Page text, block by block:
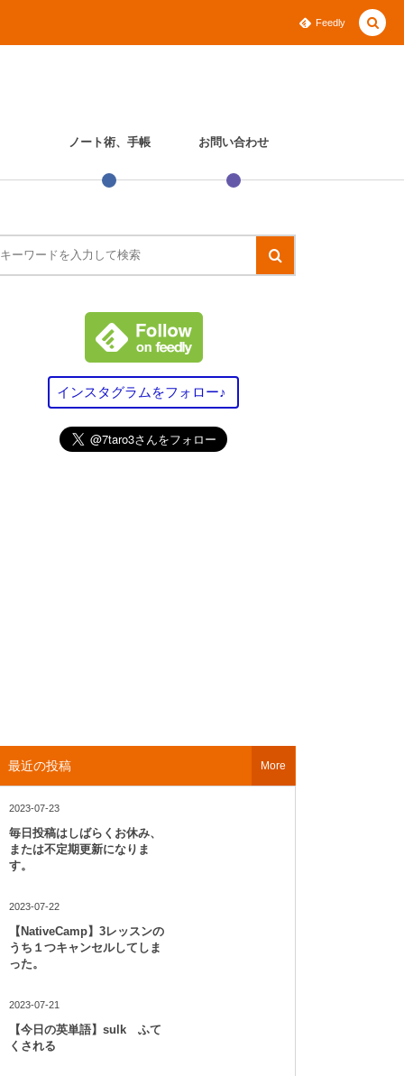
Feedly
ノート術、手帳 お問い合わせ
インスタグラムをフォロー♪
最近の投稿
2023-07-23
毎日投稿はしばらくお休み、
または不定期更新になりま
す。
2023-07-22
【NativeCamp】3レッスンの
うち１つキャンセルしてしま
った。
2023-07-21
【今日の英単語】sulk ふて
くされる
More